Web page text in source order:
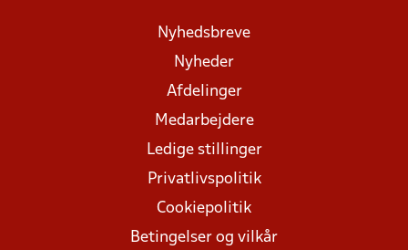
Nyhedsbreve
Nyheder
Afdelinger
Medarbejdere
Ledige stillinger
Privatlivspolitik
Cookiepolitik
Betingelser og vilkår